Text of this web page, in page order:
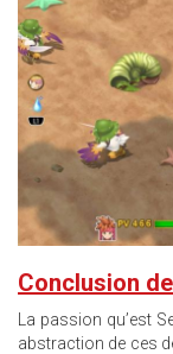
Conclusion
La passion qu’est
abstraction de ces